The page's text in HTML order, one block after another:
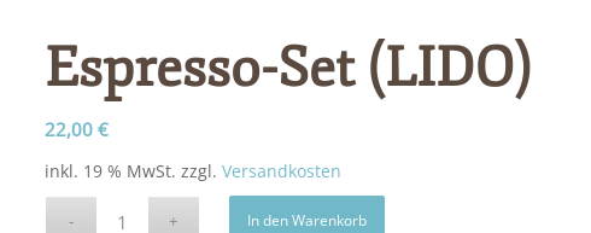
Espresso-Set (LIDO)
22,00€
inkl. 19 % MwSt. zzgl.Versandkosten
In den Warenkorb